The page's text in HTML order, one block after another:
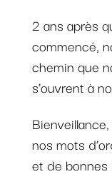
2 ans après
commencé,
chemin que
s’ouvrent à
nos mots
et de bonnes